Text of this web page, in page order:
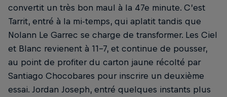
convertit un très bon maul à la 47e minute. C’est
Tarrit, entré à la mi-temps, qui aplatit tandis que
Nolann Le Garrec se charge de transformer. Les Ciel
et Blanc revienent à 11-7, et continue de pousser,
au point de profiter du carton jaune récolté par
Santiago Chocobares pour inscrire un deuxième
essai. Jordan Joseph, entré quelques instants plus